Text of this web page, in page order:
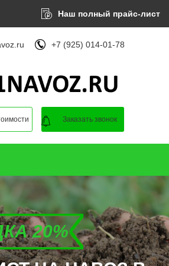
Наш полный прайс-лист
+7 (925) 014-01-78
Заказать звонок
20%
20%
20%